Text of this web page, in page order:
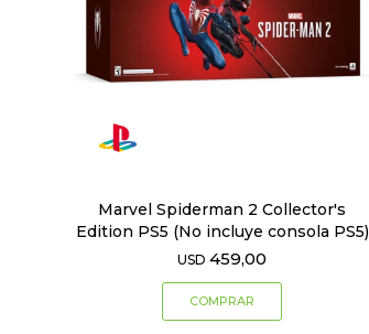
Marvel Spiderman 2 Collector's
Edition PS5 (No incluye consola PS5)
USD 459,00